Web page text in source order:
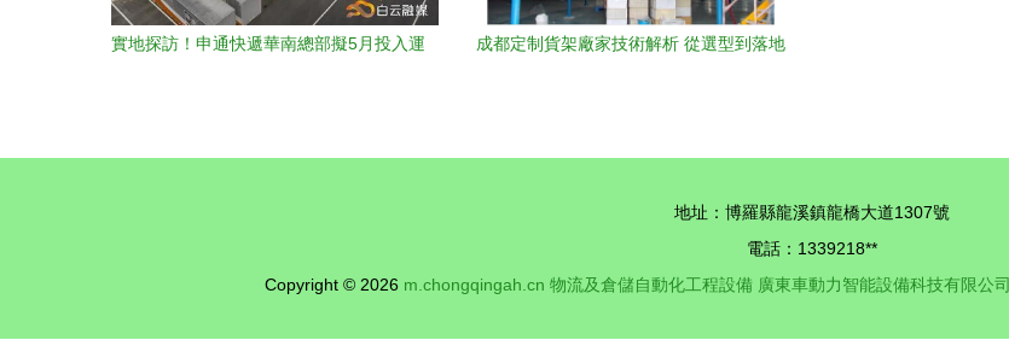
實地探訪！申通快遞華南總部擬5月投入運
成都定制貨架廠家技術解析 從選型到落地
地址：博羅縣龍溪鎮龍橋大道1307號
電話：1339218**
Copyright © 2026 m.chongqingah.cn 物流及倉儲自動化工程設備 廣東車動力智能設備科技有限公司